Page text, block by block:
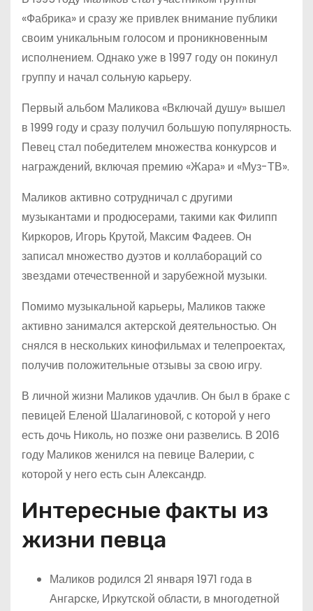
«Фабрика» и сразу же привлек внимание публики
своим уникальным голосом и проникновенным
исполнением. Однако уже в 1997 году он покинул
группу и начал сольную карьеру.
Первый альбом Маликова «Включай душу» вышел
в 1999 году и сразу получил большую популярность.
Певец стал победителем множества конкурсов и
награждений, включая премию «Жара» и «Муз-ТВ».
Маликов активно сотрудничал с другими
музыкантами и продюсерами, такими как Филипп
Киркоров, Игорь Крутой, Максим Фадеев. Он
записал множество дуэтов и коллабораций со
звездами отечественной и зарубежной музыки.
Помимо музыкальной карьеры, Маликов также
активно занимался актерской деятельностью. Он
снялся в нескольких кинофильмах и телепроектах,
получив положительные отзывы за свою игру.
В личной жизни Маликов удачлив. Он был в браке с
певицей Еленой Шалагиновой, с которой у него
есть дочь Николь, но позже они развелись. В 2016
году Маликов женился на певице Валерии, с
которой у него есть сын Александр.
Интересные факты из
жизни певца
Маликов родился 21 января 1971 года в
Ангарске, Иркутской области, в многодетной